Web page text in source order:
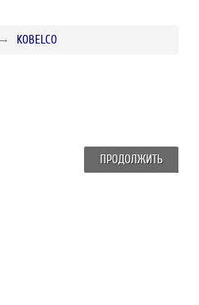
KOBELCO
ПРОДОЛЖИТЬ